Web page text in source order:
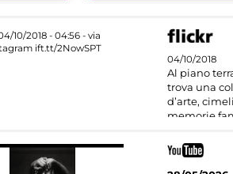
04/10/2018
Al piano
trova una
d’arte,
memorie